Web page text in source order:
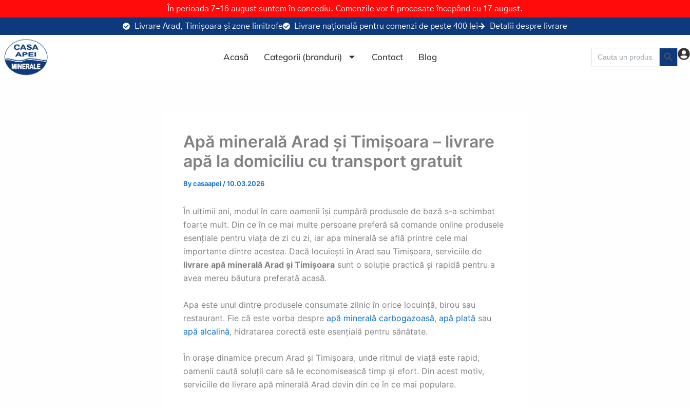
to
content
În perioada 7–16 august suntem în concediu. Comenzile vor fi procesate începând cu 17 august.
Livrare Arad, Timișoara și zone limitrofe Livrare națională pentru comenzi de peste 400 lei Detalii despre livrare
Acasă Categorii (branduri) Contact Blog
Search
for:
Search Button
Apă minerală Arad și Timișoara – livrare
apă la domiciliu cu transport gratuit
Bycasaapei/10.03.2026
În ultimii ani, modul în care oamenii își cumpără produsele de bază s-a schimbat
foarte mult. Din ce în ce mai multe persoane preferă să comande online produsele
esențiale pentru viața de zi cu zi, iar apa minerală se află printre cele mai
importante dintre acestea. Dacă locuiești în Arad sau Timișoara, serviciile de
livrare apă minerală Arad și Timișoara sunt o soluție practică și rapidă pentru a
avea mereu băutura preferată acasă.
Apa este unul dintre produsele consumate zilnic în orice locuință, birou sau
restaurant. Fie că este vorba despre apă minerală carbogazoasă, apă plată sau
apă alcalină, hidratarea corectă este esențială pentru sănătate.
În orașe dinamice precum Arad și Timișoara, unde ritmul de viață este rapid,
oamenii caută soluții care să le economisească timp și efort. Din acest motiv,
serviciile de livrare apă minerală Arad devin din ce în ce mai populare.